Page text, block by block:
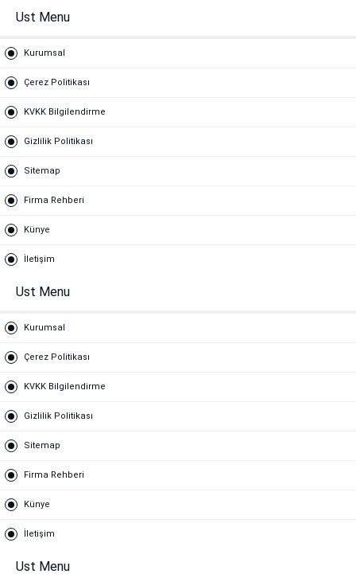
Ust Menu
Kurumsal
Çerez Politikası
KVKK Bilgilendirme
Gizlilik Politikası
Sitemap
Firma Rehberi
Künye
İletişim
Ust Menu
Kurumsal
Çerez Politikası
KVKK Bilgilendirme
Gizlilik Politikası
Sitemap
Firma Rehberi
Künye
İletişim
Ust Menu